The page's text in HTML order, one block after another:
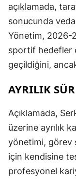
açıklamada,
sonucunda
Yönetim, 2026-
sportif hedefler
geçildiğini,
AYRILIK
Açıklamada,
üzerine ayrılık
yönetimi, görev
için kendisine
profesyonel